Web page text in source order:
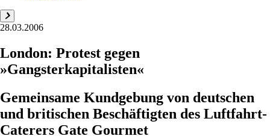
28.03.2006
London: Protest gegen
»Gangsterkapitalisten«
Gemeinsame Kundgebung von deutschen
und britischen Beschäftigten des Luftfahrt-
Caterers Gate Gourmet